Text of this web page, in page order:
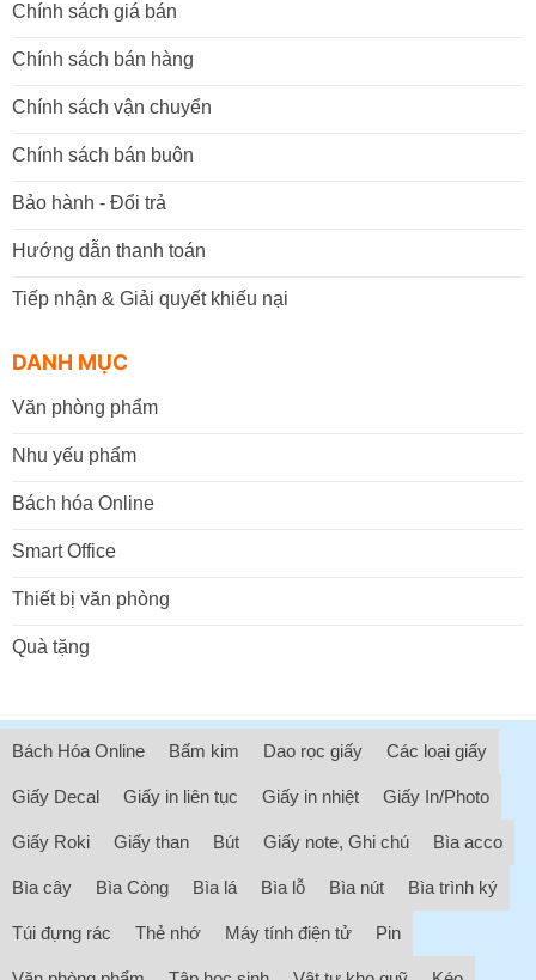
Chính sách giá bán
Chính sách bán hàng
Chính sách vận chuyển
Chính sách bán buôn
Bảo hành - Đổi trả
Hướng dẫn thanh toán
Tiếp nhận & Giải quyết khiếu nại
DANH MỤC
Văn phòng phẩm
Nhu yếu phẩm
Bách hóa Online
Smart Office
Thiết bị văn phòng
Quà tặng
Bách Hóa Online Bấm kim Dao rọc giấy Các loại giấy
Giấy Decal Giấy in liên tục Giấy in nhiệt Giấy In/Photo
Giấy Roki Giấy than Bút Giấy note, Ghi chú Bìa acco
Bìa cây Bìa Còng Bìa lá Bìa lỗ Bìa nút Bìa trình ký
Túi đựng rác Thẻ nhớ Máy tính điện tử Pin